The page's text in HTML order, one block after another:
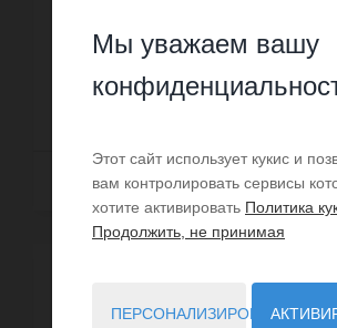
санузлов. Жилая площадь виллы
m². Бассейн. Постройка 1971 ...
Номер: IMG-33050687
1 540
Далее
Мы уважаем вашу
Этот сайт использует кукис и
вам контролировать сервисы
хотите активировать Политика
Продолжить, не принимая
ПЕРСОНАЛИЗИРОВАТЬ